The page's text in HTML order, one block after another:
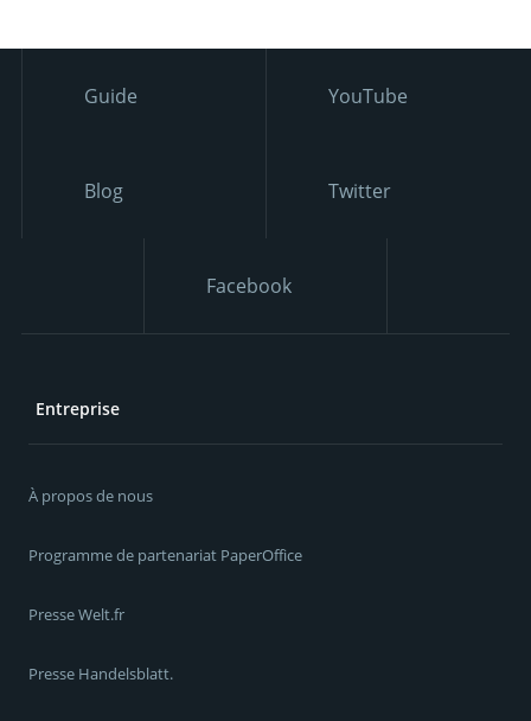
Guide YouTube
Blog Twitter
Facebook
Entreprise
À propos de nous
Programme de partenariat PaperOffice
Presse Welt.fr
Presse Handelsblatt.